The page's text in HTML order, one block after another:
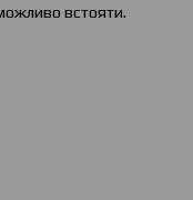
встояти.